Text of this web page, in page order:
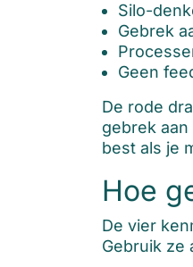
Silo-
Gebrek
Geen
De rode
gebrek
best als je
Hoe
De vier
Gebruik ze